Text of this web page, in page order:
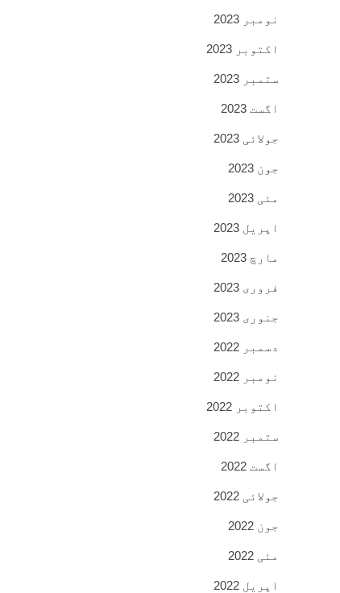
نومبر 2023
اکتوبر 2023
ستمبر 2023
اگست 2023
جولائی 2023
جون 2023
مئی 2023
اپریل 2023
مارچ 2023
فروری 2023
جنوری 2023
دسمبر 2022
نومبر 2022
اکتوبر 2022
ستمبر 2022
اگست 2022
جولائی 2022
جون 2022
مئی 2022
اپریل 2022